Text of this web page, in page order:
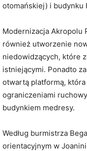
otomańskiej) i budynku
Modernizacja Akropolu
również utworzenie
niedowidzących, które
istniejącymi. Ponadto
otwartą platformą,
ograniczeniami
budynkiem medresy.
Według burmistrza
orientacyjnym w